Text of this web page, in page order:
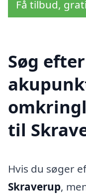
Få tilbud,
Søg
til
Hvis du søger
Skraverup,